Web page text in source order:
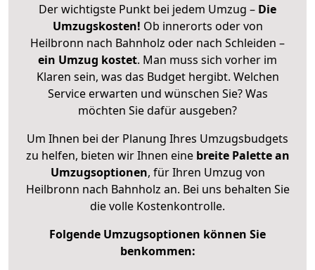
Der wichtigste Punkt bei jedem Umzug – Die
Umzugskosten! Ob innerorts oder von
Heilbronn nach Bahnholz oder nach Schleiden –
ein Umzug kostet. Man muss sich vorher im
Klaren sein, was das Budget hergibt. Welchen
Service erwarten und wünschen Sie? Was
möchten Sie dafür ausgeben?
Um Ihnen bei der Planung Ihres Umzugsbudgets
zu helfen, bieten wir Ihnen eine breite Palette an
Umzugsoptionen, für Ihren Umzug von
Heilbronn nach Bahnholz an. Bei uns behalten Sie
die volle Kostenkontrolle.
Folgende Umzugsoptionen können Sie
benkommen: